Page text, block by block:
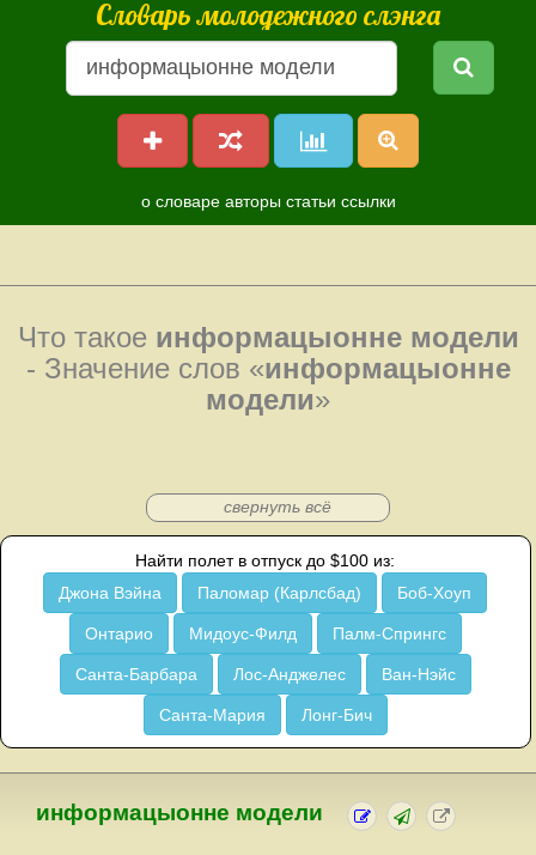
Словарь молодежного слэнга
о словаре авторы статьи ссылки
Что такое информацыонне модели
- Значение слов «информацыонне
модели»
свернуть всё
Найти полет в отпуск до $100 из:
Джона Вэйна
Паломар (Карлсбад) Боб-Хоуп
Онтарио Мидоус-Филд Палм-Спрингс
Санта-Барбара Лос-Анджелес Ван-Нэйс
Санта-Мария Лонг-Бич
информацыонне модели